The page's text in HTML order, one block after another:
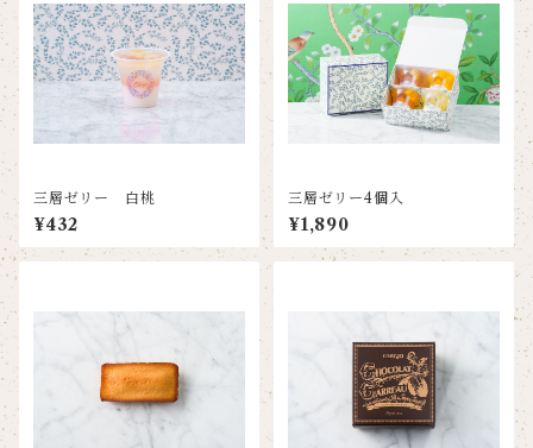
三層ゼリー 白桃
¥432
三層ゼリー4個入
¥1,890